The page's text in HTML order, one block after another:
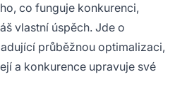
co funguje konkurenci,
vlastní úspěch. Jde o
průběžnou optimalizaci,
a konkurence upravuje své